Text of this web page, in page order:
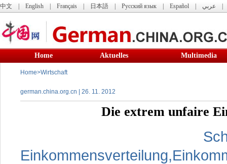
中文 English Français 日本語 Русский язык Español عربي
Home Aktuelles Multimedia
Home>Wirtschaft
german.china.org.cn | 26. 11. 2012
Die extrem unfaire